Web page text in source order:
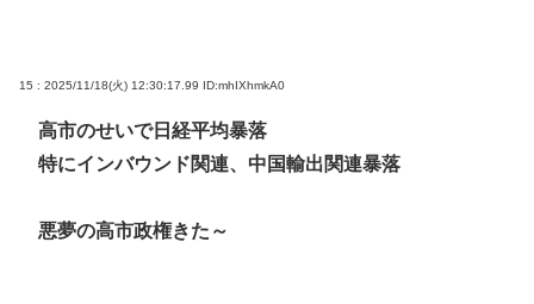
15 : 2025/11/18(火) 12:30:17.99 ID:mhIXhmkA0
高市のせいで日経平均暴落
特にインバウンド関連、中国輸出関連暴落
悪夢の高市政権きた～